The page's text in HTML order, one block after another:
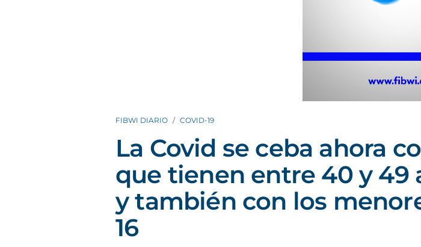
FIBWI DIARIO COVID-19
La Covid se ceba ahora
que tienen entre 40 y 49
y también con los
16